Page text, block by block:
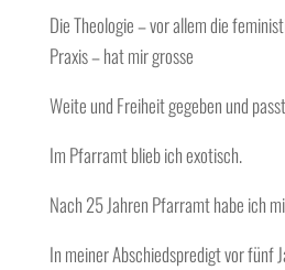
Die Theologie – vor allem die
Praxis – hat mir grosse
Weite und Freiheit gegeben und
Im Pfarramt blieb ich exotisch.
Nach 25 Jahren Pfarramt habe ich
In meiner Abschiedspredigt vor fünf